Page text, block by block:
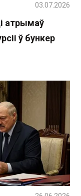
атрымаў
ў бункер
03.07.2026